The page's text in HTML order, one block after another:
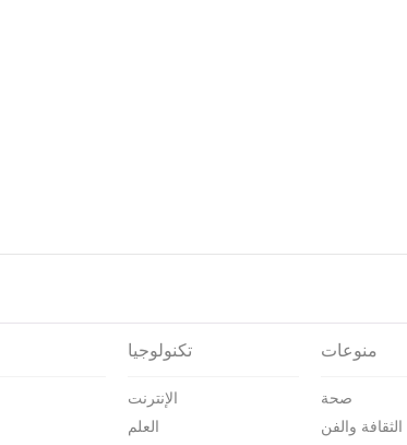
تكنولوجيا
الإنترنت
العلم
منوعات
صحة
الثقافة والفن